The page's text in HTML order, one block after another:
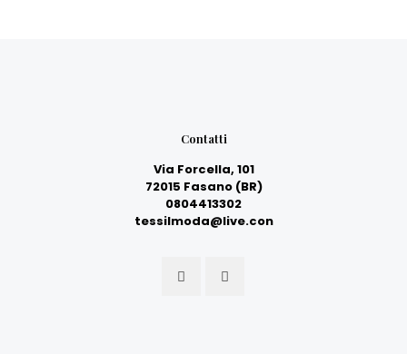
Contatti
Via Forcella, 101
72015 Fasano (BR)
0804413302
tessilmoda@live.con